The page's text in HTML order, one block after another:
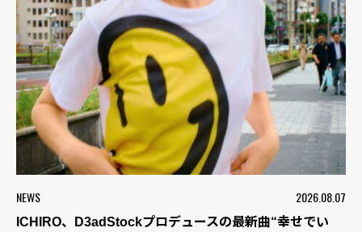
NEWS 2026.08.07
ICHIRO、D3adStockプロデュースの最新曲“幸せでい